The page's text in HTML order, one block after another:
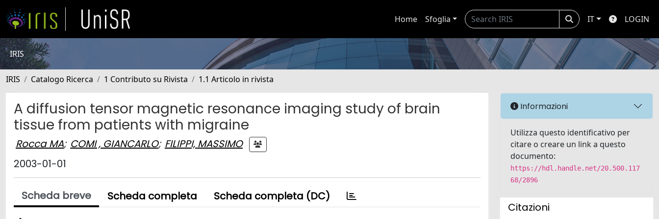
Home Sfoglia IT LOGIN
IRIS
IRIS Catalogo Ricerca 1 Contributo su Rivista 1.1 Articolo in rivista
A diffusion tensor magnetic resonance imaging study of brain
tissue from patients with migraine
Rocca MA; COMI , GIANCARLO; FILIPPI, MASSIMO
2003-01-01
Scheda breve Scheda completa Scheda completa (DC)
Informazioni
Utilizza questo identificativo per
citare o creare un link a questo
documento:
https://hdl.handle.net/20.500.117
68/2896
Citazioni